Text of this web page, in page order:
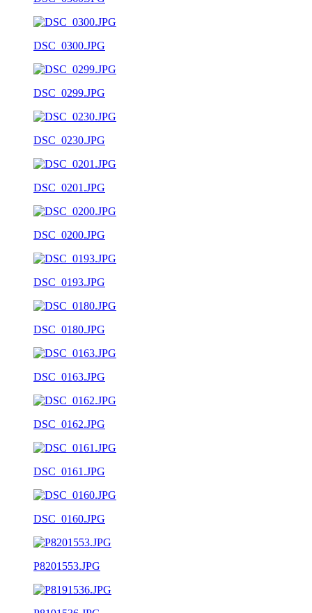
DSC_0300.JPG
DSC_0299.JPG
DSC_0230.JPG
DSC_0201.JPG
DSC_0200.JPG
DSC_0193.JPG
DSC_0180.JPG
DSC_0163.JPG
DSC_0162.JPG
DSC_0161.JPG
DSC_0160.JPG
P8201553.JPG